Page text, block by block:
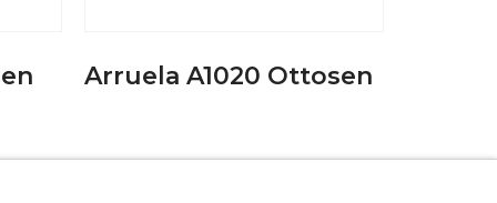
Arruela A1020 Ottosen